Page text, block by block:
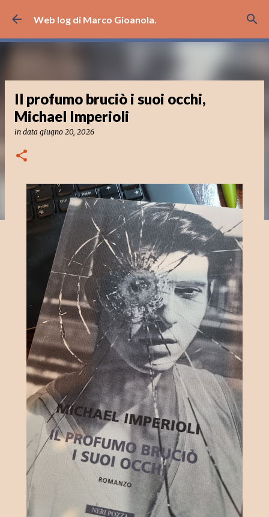
Passa ai contenuti principali
Web log di Marco Gioanola.
Il profumo bruciò i suoi occhi,
Michael Imperioli
in data giugno 20, 2026